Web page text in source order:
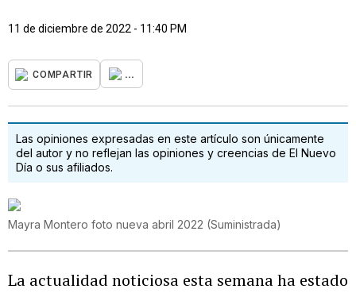
11 de diciembre de 2022 - 11:40 PM
COMPARTIR ...
Las opiniones expresadas en este artículo son únicamente
del autor y no reflejan las opiniones y creencias de El Nuevo
Día o sus afiliados.
Mayra Montero foto nueva abril 2022 (Suministrada)
La actualidad noticiosa esta semana ha estado